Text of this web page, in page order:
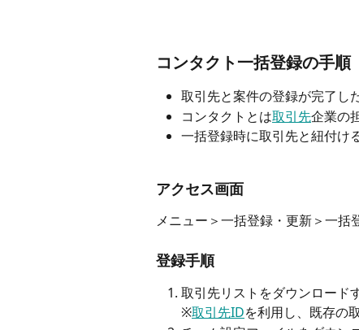
コンタクト一括登録の手順
取引先と案件の登録が完了し
コンタクトとは取引先企業の
一括登録時に取引先と紐付け
アクセス画面
メニュー＞一括登録・更新＞一括
登録手順
取引先リストをダウンロード
※取引先IDを利用し、既存の